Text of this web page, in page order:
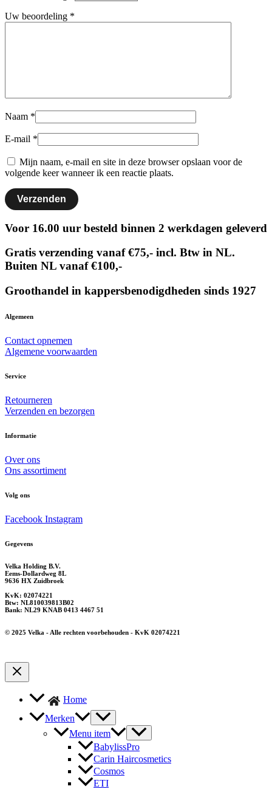
Uw beoordeling *
Naam *
E-mail *
Mijn naam, e-mail en site in deze browser opslaan voor de
volgende keer wanneer ik een reactie plaats.
Voor 16.00 uur besteld binnen 2 werkdagen geleverd
Gratis verzending vanaf €75,- incl. Btw in NL.
Buiten NL vanaf €100,-
Groothandel in kappersbenodigdheden sinds 1927
Algemeen
Contact opnemen
Algemene voorwaarden
Service
Retourneren
Verzenden en bezorgen
Informatie
Over ons
Ons assortiment
Volg ons
Facebook Instagram
Gegevens
Velka Holding B.V.
Eems-Dollardweg 8L
9636 HX Zuidbroek
KvK: 02074221
Btw: NL810039813B02
Bank: NL29 KNAB 0413 4467 51
© 2025 Velka - Alle rechten voorbehouden - KvK 02074221
Home
Merken
Menu item
BabylissPro
Carin Haircosmetics
Cosmos
ETI